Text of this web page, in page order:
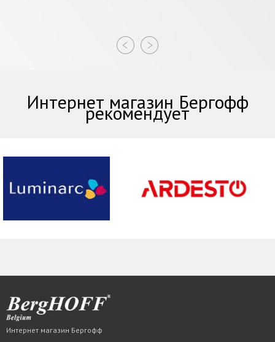
Интернет магазин Бергофф
рекомендует
Интернет магазин Бергофф